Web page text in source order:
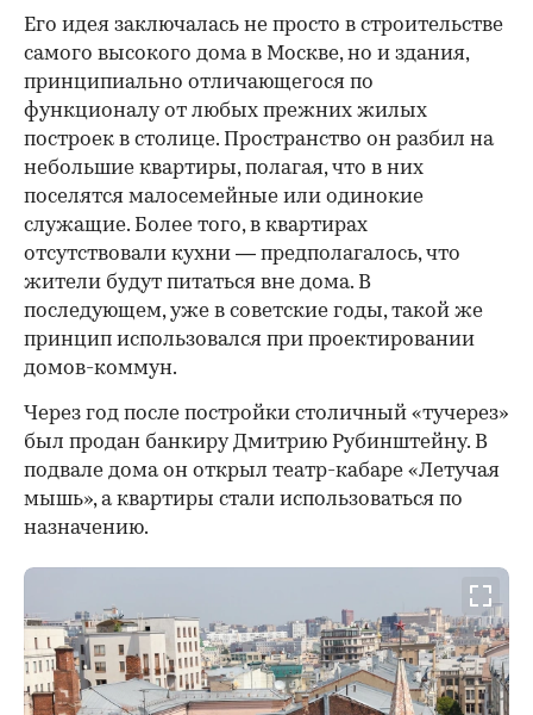
Его идея заключалась не просто в строительстве
самого высокого дома в Москве, но и здания,
принципиально отличающегося по
функционалу от любых прежних жилых
построек в столице. Пространство он разбил на
небольшие квартиры, полагая, что в них
поселятся малосемейные или одинокие
служащие. Более того, в квартирах
отсутствовали кухни — предполагалось, что
жители будут питаться вне дома. В
последующем, уже в советские годы, такой же
принцип использовался при проектировании
домов-коммун.
Через год после постройки столичный «тучерез»
был продан банкиру Дмитрию Рубинштейну. В
подвале дома он открыл театр-кабаре «Летучая
мышь», а квартиры стали использоваться по
назначению.